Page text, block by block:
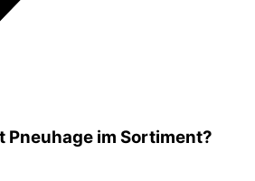
Pneuhage im Sortiment?